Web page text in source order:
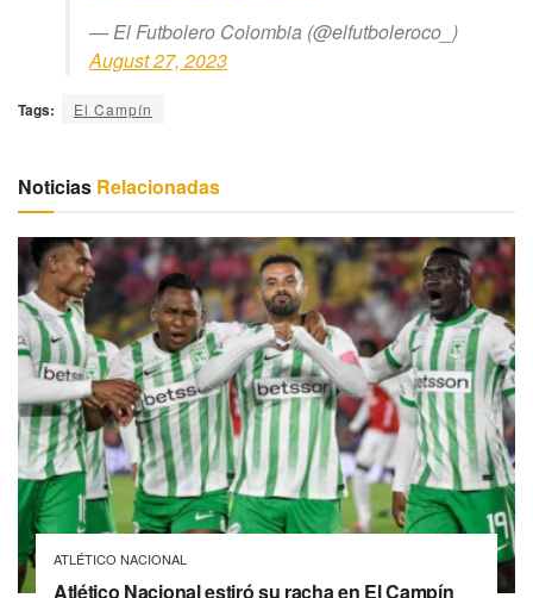
— El Futbolero Colombia (@elfutboleroco_)
August 27, 2023
Tags: El Campín
Noticias Relacionadas
ATLÉTICO NACIONAL
Atlético Nacional estiró su racha en El Campín